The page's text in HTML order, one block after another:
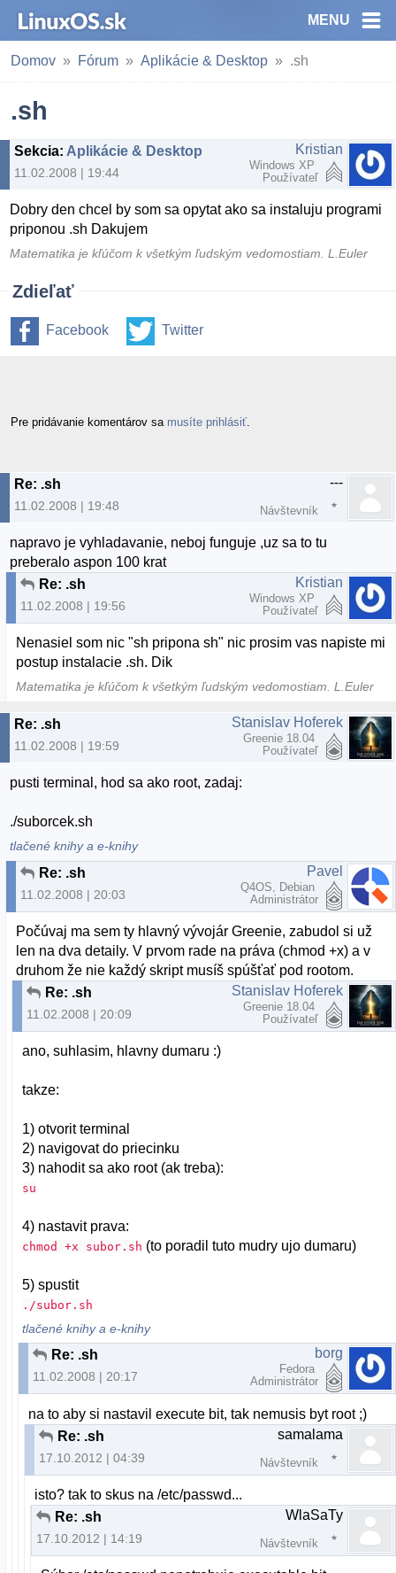
MENU
Domov Fórum Aplikácie & Desktop .sh
.sh
Sekcia: Aplikácie & Desktop
11.02.2008 | 19:44
Kristian
Windows XP
Používateľ
Dobry den chcel by som sa opytat ako sa instaluju programi
priponou .sh Dakujem
Matematika je kľúčom k všetkým ľudským vedomostiam. L.Euler
Zdieľať
Facebook Twitter
Pre pridávanie komentárov sa musíte prihlásiť
Re: .sh
11.02.2008 | 19:48
---
Návštevník
napravo je vyhladavanie, neboj funguje ,uz sa to tu
preberalo aspon 100 krat
Re: .sh
11.02.2008 | 19:56
Kristian
Windows XP
Používateľ
Nenasiel som nic "sh pripona sh" nic prosim vas napiste mi
postup instalacie .sh. Dik
Matematika je kľúčom k všetkým ľudským vedomostiam. L.Euler
Re: .sh
11.02.2008 | 19:59
Stanislav Hoferek
Greenie 18.04
Používateľ
pusti terminal, hod sa ako root, zadaj:
./suborcek.sh
tlačené knihy a e-knihy
Re: .sh
11.02.2008 | 20:03
Pavel
Q4OS, Debian
Administrátor
Počúvaj ma sem ty hlavný vývojár Greenie, zabudol si už
len na dva detaily. V prvom rade na práva (chmod +x) a v
druhom že nie každý skript musíš spúšťať pod rootom.
Re: .sh
11.02.2008 | 20:09
Stanislav Hoferek
Greenie 18.04
Používateľ
ano, suhlasim, hlavny dumaru :)
takze:
1) otvorit terminal
2) navigovat do priecinku
3) nahodit sa ako root (ak treba):
su
4) nastavit prava:
chmod +x subor.sh (to poradil tuto mudry ujo dumaru)
5) spustit
./subor.sh
tlačené knihy a e-knihy
Re: .sh
11.02.2008 | 20:17
borg
Fedora
Administrátor
na to aby si nastavil execute bit, tak nemusis byt root ;)
Re: .sh
17.10.2012 | 04:39
samalama
Návštevník
isto? tak to skus na /etc/passwd...
Re: .sh
17.10.2012 | 14:19
WlaSaTy
Návštevník